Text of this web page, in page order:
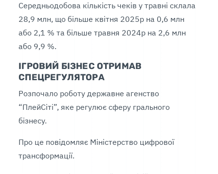
Середньодобова кількість чеків у травні склала
28,9 млн, що більше квітня 2025р на 0,6 млн
або 2,1 % та більше травня 2024р на 2,6 млн
або 9,9 %.
ІГРОВИЙ БІЗНЕС ОТРИМАВ
СПЕЦРЕГУЛЯТОРА
Розпочало роботу державне агенство
“ПлейСіті”, яке регулює сферу грального
бізнесу.
Про це повідомляє Міністерство цифрової
трансформації.